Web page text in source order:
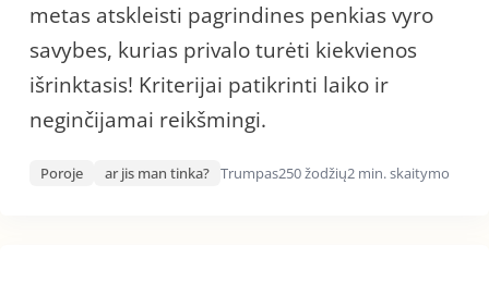
metas atskleisti pagrindines penkias vyro
savybes, kurias privalo turėti kiekvienos
išrinktasis! Kriterijai patikrinti laiko ir
neginčijamai reikšmingi.
Poroje ar jis man tinka? Trumpas250 žodžių2 min. skaitymo